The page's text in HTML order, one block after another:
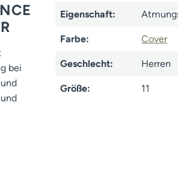
bei
Eigenschaft:
Farbe: Cover
Geschlecht: Herren
Größe: 11